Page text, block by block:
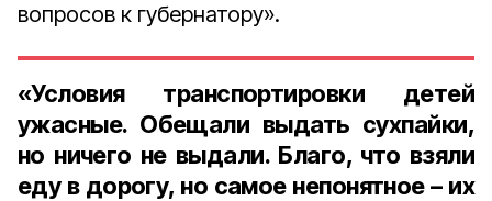
вопросов к губернатору».
«Условия транспортировки детей
ужасные. Обещали выдать сухпайки,
но ничего не выдали. Благо, что взяли
еду в дорогу, но самое непонятное – их